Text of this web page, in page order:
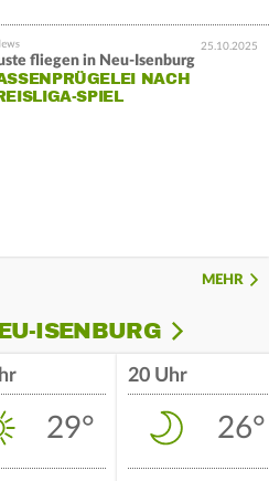
25.10.2025
fliegen in Neu-Isenburg
NACH
SPIEL
MEHR
ISENBURG
29°
20 Uhr
26°